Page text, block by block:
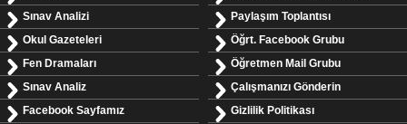
Sınav Analizi
Okul Gazeteleri
Fen Dramaları
Sınav Analiz
Facebook Sayfamız
Paylaşım Toplantısı
Öğrt. Facebook Grubu
Öğretmen Mail Grubu
Çalışmanızı Gönderin
Gizlilik Politikası